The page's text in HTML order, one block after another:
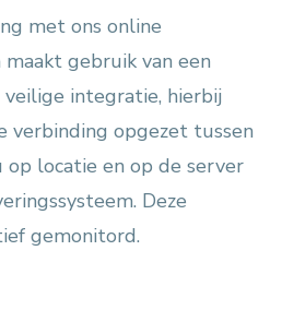
met ons online
gebruik van een
integratie, hierbij
verbinding opgezet tussen
locatie en op de server
Deze
gemonitord.